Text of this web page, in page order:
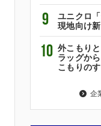
9
ユニクロ
現地向け
10 外こもり
ラッグか
こもりの
企